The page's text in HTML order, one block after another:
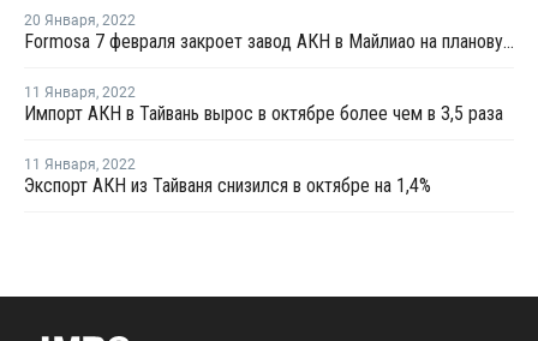
20 Января, 2022
Formosa 7 февраля закроет завод АКН в Майлиао на плановую профилактику
11 Января, 2022
Импорт АКН в Тайвань вырос в октябре более чем в 3,5 раза
11 Января, 2022
Экспорт АКН из Тайваня снизился в октябре на 1,4%